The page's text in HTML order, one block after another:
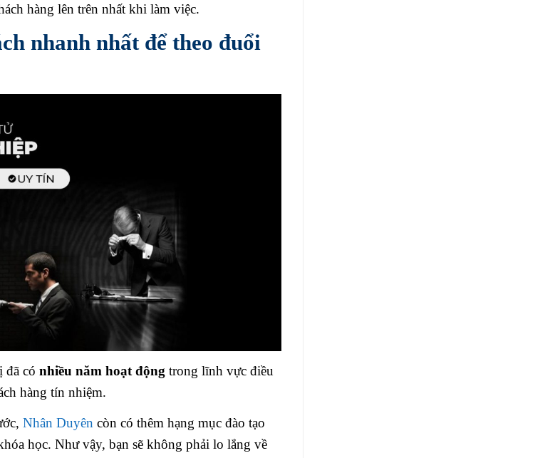
hàng lên trên nhất khi làm việc.
nhanh nhất để theo đuổi
đã có nhiều năm hoạt động trong lĩnh vực điều
hàng tín nhiệm.
Nhân Duyên còn có thêm hạng mục đào tạo
học. Như vậy, bạn sẽ không phải lo lắng về